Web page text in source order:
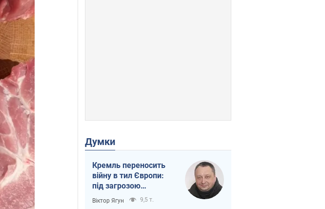
Думки
Кремль переносить
війну в тил Європи:
під загрозою
критична логістика
Віктор Ягун 9,5 т.